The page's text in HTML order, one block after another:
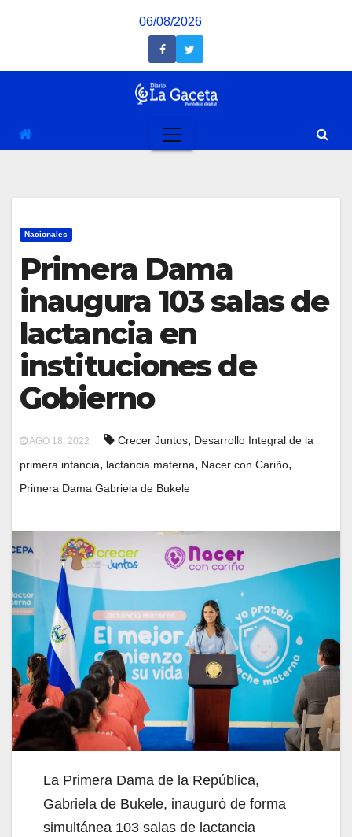
06/08/2026
Nacionales
Primera Dama
inaugura 103 salas de
lactancia en
instituciones de
Gobierno
AGO 18, 2022 Crecer Juntos, Desarrollo Integral de la
primera infancia, lactancia materna, Nacer con Cariño,
Primera Dama Gabriela de Bukele
La Primera Dama de la República,
Gabriela de Bukele, inauguró de forma
simultánea 103 salas de lactancia